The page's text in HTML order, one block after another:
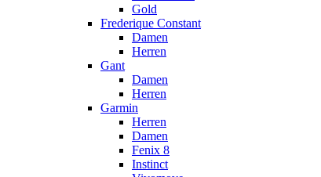
Gold
Frederique Constant
Damen
Herren
Gant
Damen
Herren
Garmin
Herren
Damen
Fenix 8
Instinct